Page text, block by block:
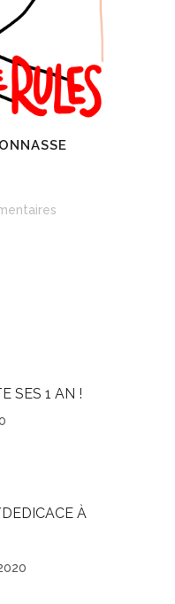
SES 1 AN !
À